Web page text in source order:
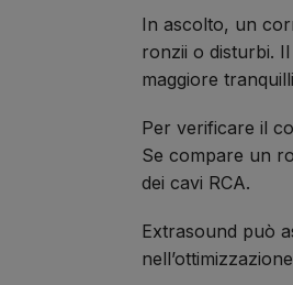
In ascolto, un
ronzii o disturbi.
maggiore
Per verificare il
Se compare un
dei cavi RCA.
Extrasound può